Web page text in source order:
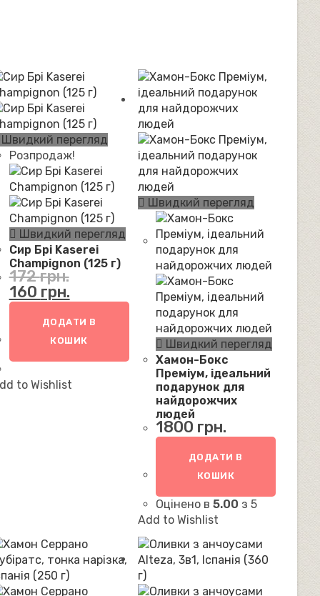
перегляд
Розпродаж!
Швидкий перегляд
Сир Брі Kaserei
Champignon (125 г)
172грн.
Оригінальна
ціна:
172 грн..
160 грн.160 грн..
ДОДАТИ В
КОШИК
to Wishlist
Швидкий перегляд
Швидкий перегляд
Хамон-Бокс
Преміум, ідеальний
подарунок для
найдорожчих
людей
1800 грн.
ДОДАТИ В
КОШИК
Оцінено в5.00 з 5
Add to Wishlist